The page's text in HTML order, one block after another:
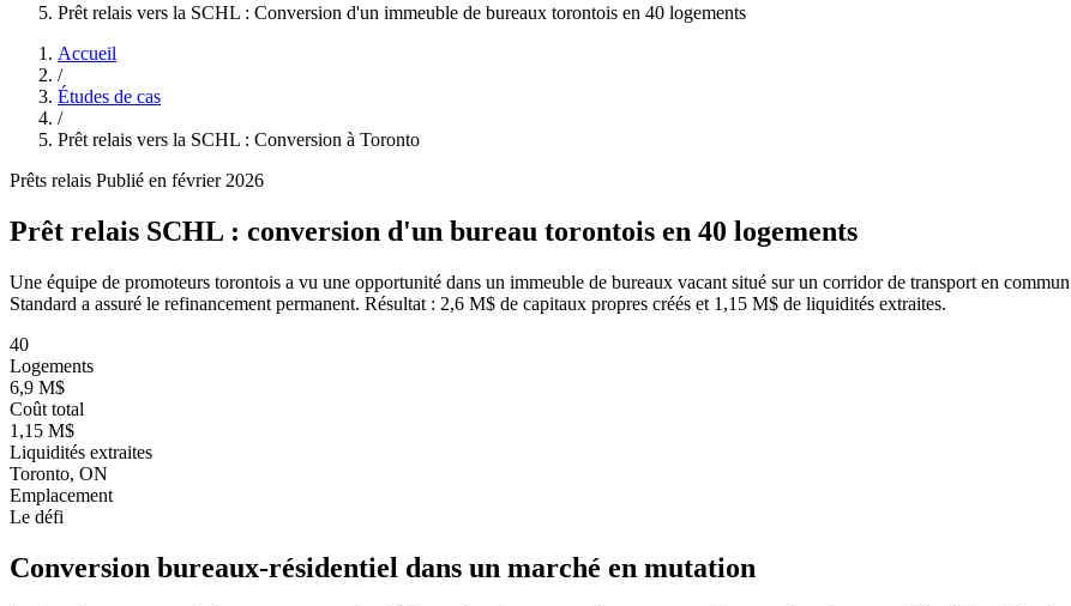
Prêt relais vers la SCHL : Conversion d'un immeuble de bureaux torontois en 40 logements
Accueil
/
Études de cas
/
Prêt relais vers la SCHL : Conversion à Toronto
Prêts relais Publié en février 2026
Prêt relais SCHL : conversion d'un bureau torontois en 40 logements
Une équipe de promoteurs torontois a vu une opportunité dans un immeuble de bureaux vacant situé sur un corridor de transport en
Standard a assuré le refinancement permanent. Résultat : 2,6 M$ de capitaux propres créés et 1,15 M$ de liquidités extraites.
40
Logements
6,9 M$
Coût total
1,15 M$
Liquidités extraites
Toronto, ON
Emplacement
Le défi
Conversion bureaux-résidentiel dans un marché en mutation